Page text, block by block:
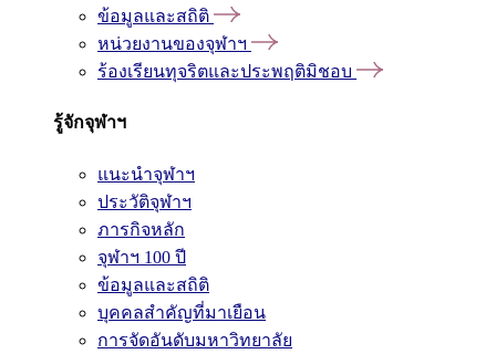
ข้อมูลและสถิติ
หน่วยงานของจุฬาฯ
ร้องเรียนทุจริตและประพฤติมิชอบ
รู้จักจุฬาฯ
แนะนำจุฬาฯ
ประวัติจุฬาฯ
ภารกิจหลัก
จุฬาฯ 100 ปี
ข้อมูลและสถิติ
บุคคลสำคัญที่มาเยือน
การจัดอันดับมหาวิทยาลัย